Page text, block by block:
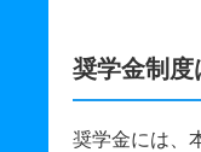
奨学金制
奨学金には、